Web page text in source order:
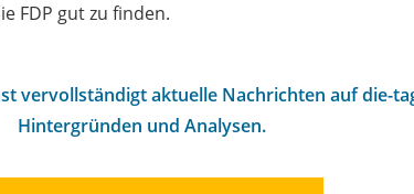
FDP gut zu finden.
vervollständigt aktuelle Nachrichten auf die-
Hintergründen und Analysen.